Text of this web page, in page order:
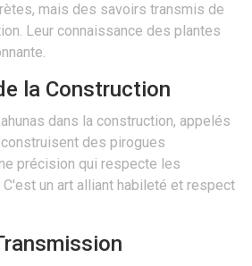
mais des savoirs transmis de
Leur connaissance des plantes
la Construction
dans la construction, appelés
des pirogues
précision qui respecte les
un art alliant habileté et respect